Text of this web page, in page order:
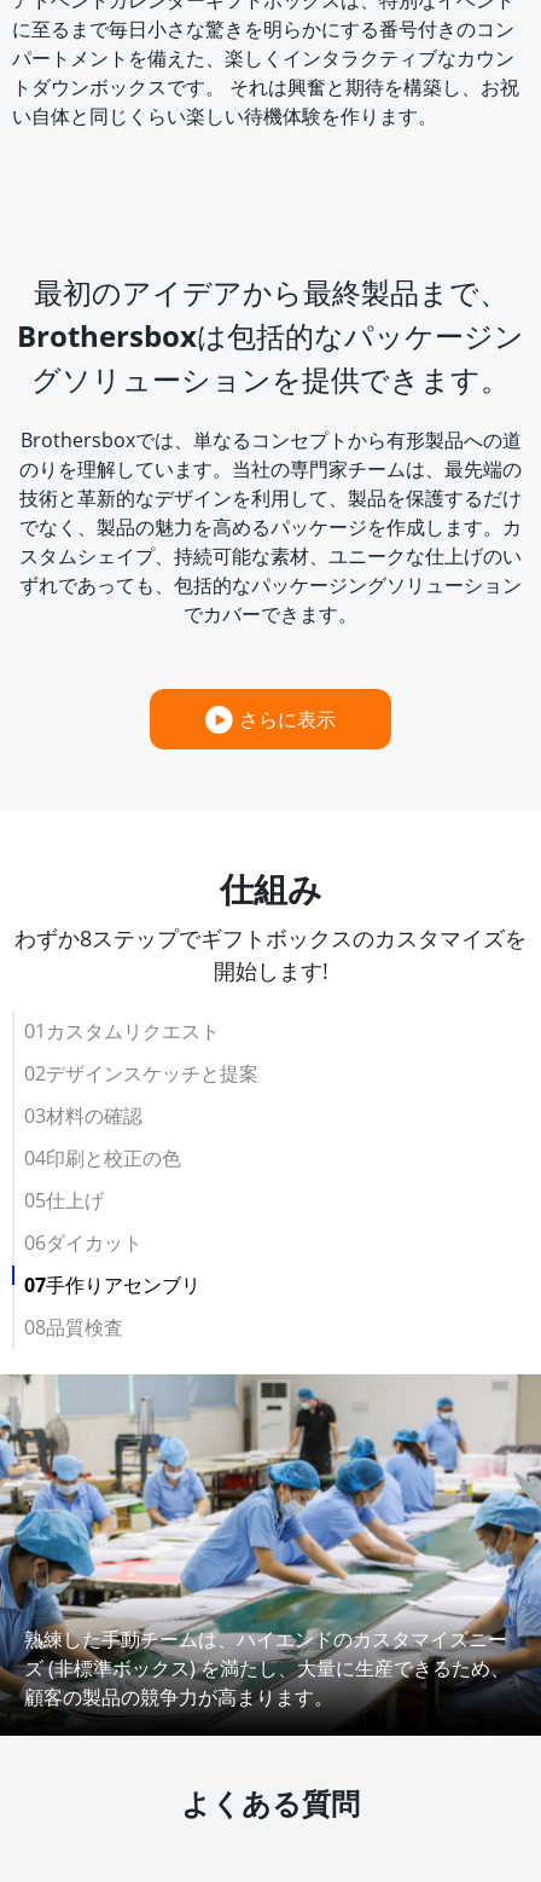
に至るまで毎日小さな驚きを明らかにする番号付きのコン
パートメントを備えた、楽しくインタラクティブなカウン
トダウンボックスです。 それは興奮と期待を構築し、お祝
い自体と同じくらい楽しい待機体験を作ります。
最初のアイデアから最終製品まで、
Brothersboxは包括的なパッケージン
グソリューションを提供できます。
Brothersboxでは、単なるコンセプトから有形製品への道
のりを理解しています。当社の専門家チームは、最先端の
技術と革新的なデザインを利用して、製品を保護するだけ
でなく、製品の魅力を高めるパッケージを作成します。カ
スタムシェイプ、持続可能な素材、ユニークな仕上げのい
ずれであっても、包括的なパッケージングソリューション
でカバーできます。
さらに表示
仕組み
わずか8ステップでギフトボックスのカスタマイズを
開始します!
01カスタムリクエスト
02デザインスケッチと提案
03材料の確認
04印刷と校正の色
05仕上げ
06ダイカット
07手作りアセンブリ
08品質検査
熟練した手動チームは、ハイエンドのカスタマイズニー
ズ (非標準ボックス) を満たし、大量に生産できるため、
顧客の製品の競争力が高まります。
よくある質問